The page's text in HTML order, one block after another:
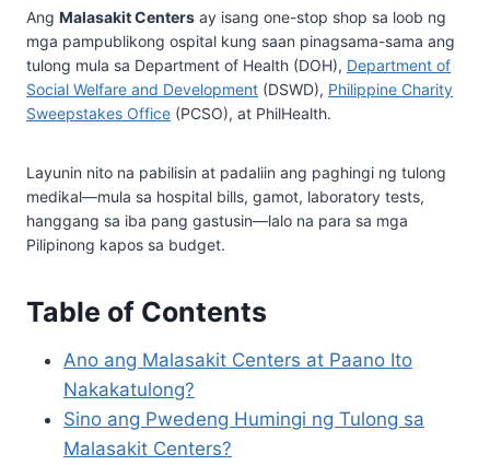
Ang Malasakit Centers ay isang one-stop shop sa loob ng
mga pampublikong ospital kung saan pinagsama-sama ang
tulong mula sa Department of Health (DOH), Department of
Social Welfare and Development (DSWD), Philippine Charity
Sweepstakes Office (PCSO), at PhilHealth.
Layunin nito na pabilisin at padaliin ang paghingi ng tulong
medikal—mula sa hospital bills, gamot, laboratory tests,
hanggang sa iba pang gastusin—lalo na para sa mga
Pilipinong kapos sa budget.
Table of Contents
Ano ang Malasakit Centers at Paano Ito
Nakakatulong?
Sino ang Pwedeng Humingi ng Tulong sa
Malasakit Centers?